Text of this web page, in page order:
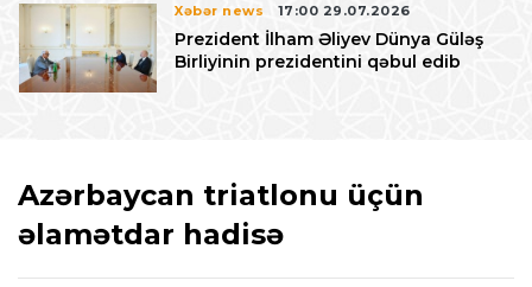
Xəbər news 17:00 29.07.2026
Prezident İlham Əliyev Dünya Güləş
Birliyinin prezidentini qəbul edib
Azərbaycan triatlonu üçün
əlamətdar hadisə